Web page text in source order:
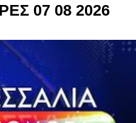
07 08 2026